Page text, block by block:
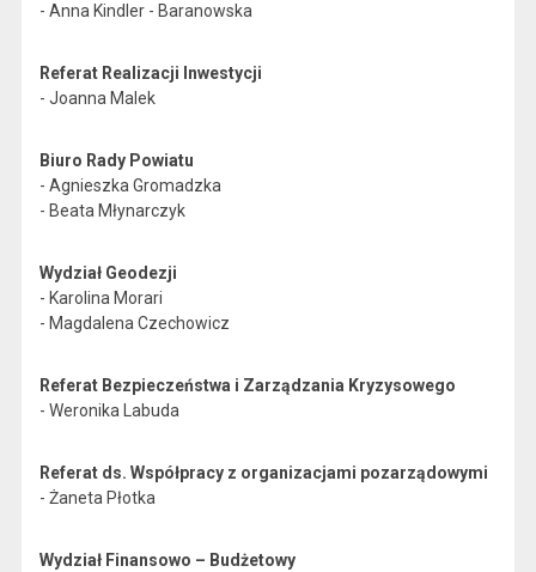
- Anna Kindler - Baranowska
Referat Realizacji Inwestycji
- Joanna Malek
Biuro Rady Powiatu
- Agnieszka Gromadzka
- Beata Młynarczyk
Wydział Geodezji
- Karolina Morari
- Magdalena Czechowicz
Referat Bezpieczeństwa i Zarządzania Kryzysowego
- Weronika Labuda
Referat ds. Współpracy z organizacjami pozarządowymi
- Żaneta Płotka
Wydział Finansowo – Budżetowy